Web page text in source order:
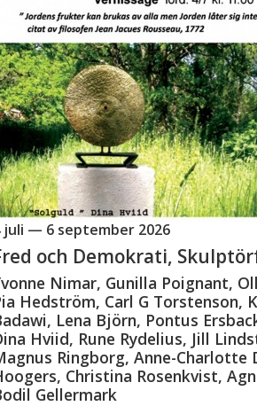
juli — 6 september 2026
och Demokrati,
Nimar, Gunilla Poignant,
Hedström, Carl G Torstenson,
Lena Björn, Pontus
Hviid, Rune Rydelius, Jill
Ringborg, Anne-Charlotte
Christina Rosenkvist,
Gellermark